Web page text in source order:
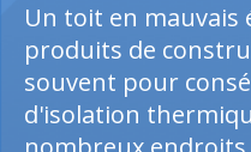
Un toit en mauvais
produits de
souvent pour
d'isolation